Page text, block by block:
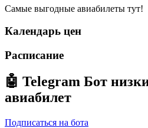
Самые выгодные авиабилеты тут!
Календарь цен
Расписание
🤖 Telegram Бот
авиабилет
Подписаться на бота